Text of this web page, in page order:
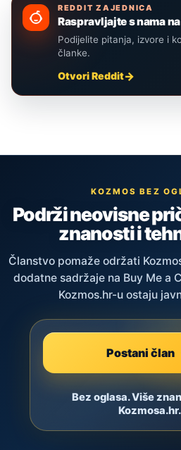
REDDIT ZAJEDNICA
Raspravljajte s nama
Podijelite pitanja, izvore i
članke.
Otvori Reddit
KOZMOS BEZ
Podrži neovisne
znanosti i
Članstvo pomaže održati
dodatne sadržaje na Buy Me a
Kozmos.hr-u ostaju
Postani član
Bez oglasa. Više
Kozmosa.hr.